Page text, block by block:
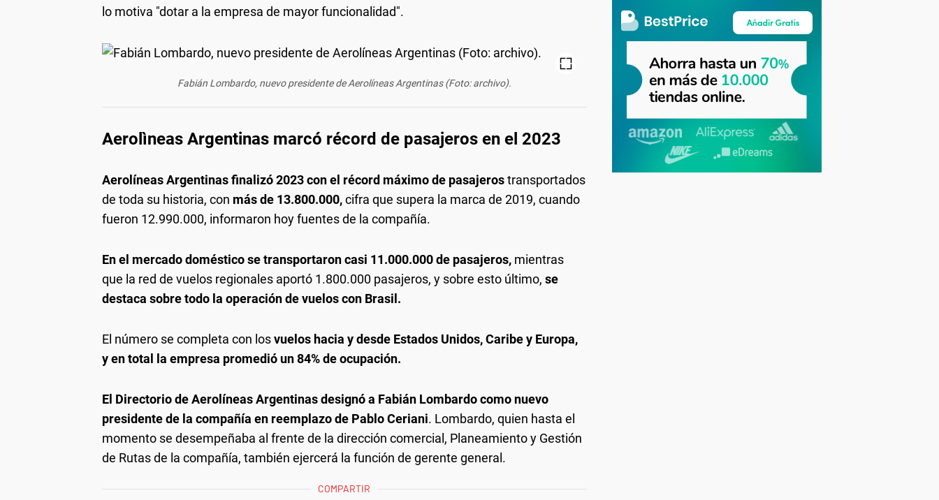
lo motiva "dotar a la empresa de mayor funcionalidad".
Fabián Lombardo, nuevo presidente de Aerolíneas Argentinas (Foto: archivo).
Aerolìneas Argentinas marcó récord de pasajeros en el 2023
Aerolíneas Argentinas finalizó 2023 con el récord máximo de pasajerostransportados
de toda su historia, con más de 13.800.000,cifra que supera la marca de 2019, cuando
fueron 12.990.000, informaron hoy fuentes de la compañía.
En el mercado doméstico se transportaron casi 11.000.000 de pasajeros, mientras
que la red de vuelos regionales aportó 1.800.000 pasajeros, y sobre esto último, se
destaca sobre todo la operación de vuelos con Brasil.
El número se completa con losvuelos hacia y desde Estados Unidos, Caribe y Europa,
y en total la empresa promedió un 84% de ocupación.
El Directorio de Aerolíneas Argentinas designó a Fabián Lombardo como nuevo
presidente de la compañía en reemplazo de Pablo Ceriani. Lombardo, quien hasta el
momento se desempeñaba al frente de la dirección comercial, Planeamiento y Gestión
de Rutas de la compañía, también ejercerá la función de gerente general.
COMPARTIR